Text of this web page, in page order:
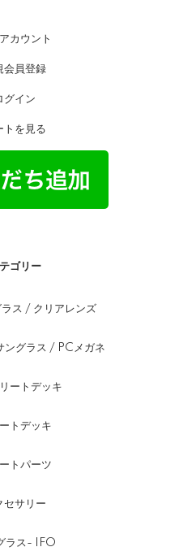
カウント
会員登録
グイン
トを見る
ゴリー
ス / クリアレンズ
ングラス / PCメガネ
ートデッキ
トデッキ
トパーツ
セサリー
ラス- IFO